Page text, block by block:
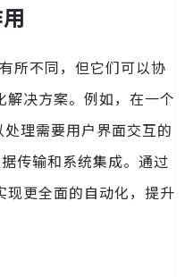
所不同，但它们可以协
决方案。例如，在一个
理需要用户界面交互的
传输和系统集成。通过
更全面的自动化，提升